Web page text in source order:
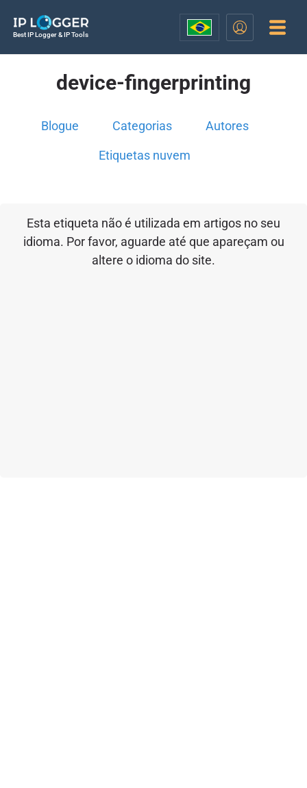
Best IP Logger & IP Tools
device-fingerprinting
Blogue Categorias Autores
Etiquetas nuvem